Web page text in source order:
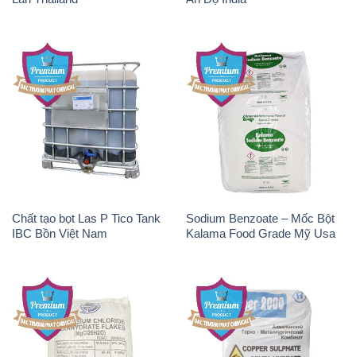
Chất tạo bọt Las P Tico Tank
IBC Bồn Việt Nam
Sodium Benzoate – Mốc Bột
Kalama Food Grade Mỹ Usa